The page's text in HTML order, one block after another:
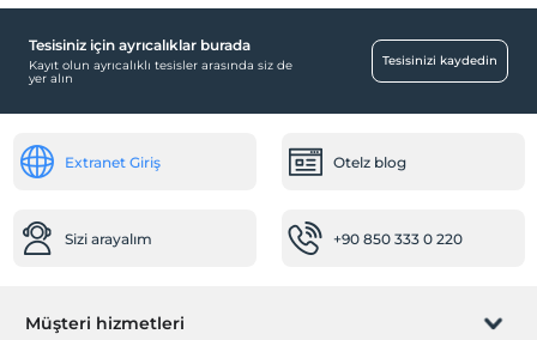
Açık Yüzme Havuzu
Yiyecek & İçecek
Hastaneye kolay ulaşım (15 dakika)
Güneşlenme terası
Diğer
Tesisiniz için ayrıcalıklar burada
Kayıt olun ayrıcalıklı tesisler arasında siz de
yer alın
Tesisinizi kaydedin
Extranet Giriş Otelz blog
Sizi arayalım +90 850 333 0 220
Müşteri hizmetleri